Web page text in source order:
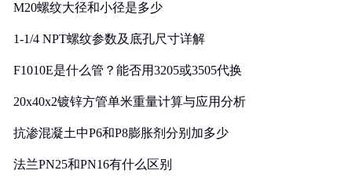
M20螺纹大径和小径是多少
1-1/4 NPT螺纹参数及底孔尺寸详解
F1010E是什么管？能否用3205或3505代换
20x40x2镀锌方管单米重量计算与应用分析
抗渗混凝土中P6和P8膨胀剂分别加多少
法兰PN25和PN16有什么区别